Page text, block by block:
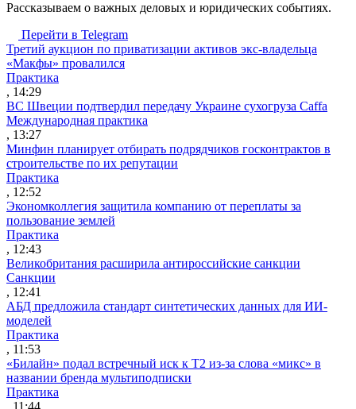
Рассказываем о важных деловых и юридических событиях.
Перейти в Telegram
Третий аукцион по приватизации активов экс-владельца
«Макфы» провалился
Практика
, 14:29
ВС Швеции подтвердил передачу Украине сухогруза Caffa
Международная практика
, 13:27
Минфин планирует отбирать подрядчиков госконтрактов в
строительстве по их репутации
Практика
, 12:52
Экономколлегия защитила компанию от переплаты за
пользование землей
Практика
, 12:43
Великобритания расширила антироссийские санкции
Санкции
, 12:41
АБД предложила стандарт синтетических данных для ИИ-
моделей
Практика
, 11:53
«Билайн» подал встречный иск к Т2 из-за слова «микс» в
названии бренда мультиподписки
Практика
, 11:44